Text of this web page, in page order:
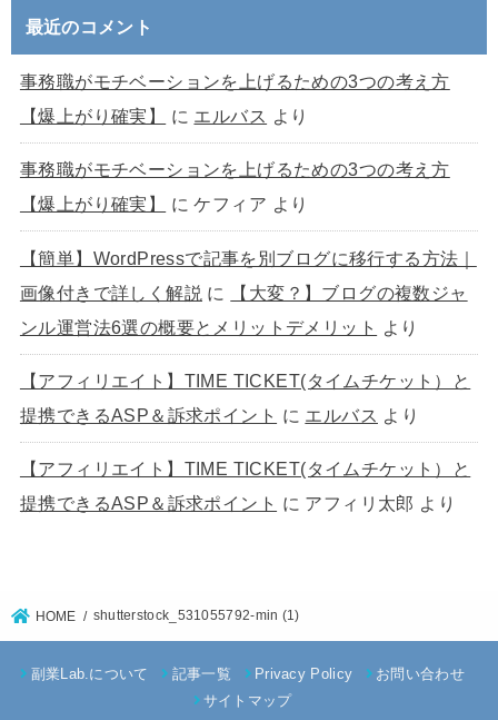
最近のコメント
事務職がモチベーションを上げるための3つの考え方
【爆上がり確実】
に エルバス より
事務職がモチベーションを上げるための3つの考え方
【爆上がり確実】
にケフィア より
【簡単】WordPressで記事を別ブログに移行する方法｜
画像付きで詳しく解説 に
【大変？】ブログの複数ジャ
ンル運営法6選の概要とメリットデメリット
より
【アフィリエイト】TIME TICKET(タイムチケット）と
提携できるASP＆訴求ポイント に エルバス より
【アフィリエイト】TIME TICKET(タイムチケット）と
提携できるASP＆訴求ポイント に アフィリ太郎 より
HOME shutterstock_531055792-min (1)
副業Lab.について 記事一覧 Privacy Policy
お問い合わせ
サイトマップ